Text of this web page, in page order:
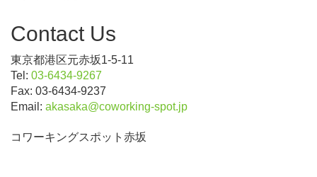
Contact Us
東京都港区元赤坂1-5-11
Tel: 03-6434-9267
Fax: 03-6434-9237
Email: akasaka@coworking-spot.jp
コワーキングスポット赤坂